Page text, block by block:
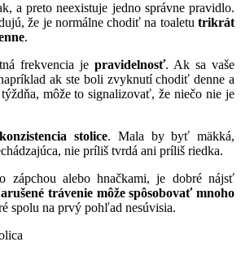
a preto neexistuje jedno správne pravidlo.
že je normálne chodiť na toaletu trikrát
.
frekvencia je pravidelnosť. Ak sa vaše
ak ste boli zvyknutí chodiť denne a
môže to signalizovať, že niečo nie je
konzistencia stolice. Mala by byť mäkká,
nie príliš tvrdá ani príliš riedka.
zápchou alebo hnačkami, je dobré nájsť
trávenie môže spôsobovať mnoho
spolu na prvý pohľad nesúvisia.